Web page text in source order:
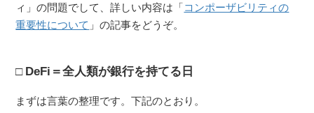
ィ」の問題でして、詳しい内容は「コンポーザビリティの
重要性について 」の記事をどうぞ。
DeFi＝全人類が銀行を持てる日
まずは言葉の整理です。下記のとおり。